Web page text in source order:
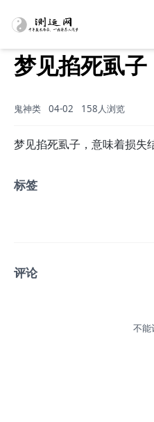
梦见掐死虱子
鬼神类 04-02 158人浏览
梦见掐死虱子，意味着损失
标签
评论
不能